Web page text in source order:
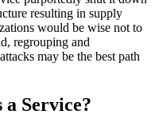
resulting in supply
would be wise not to
regrouping and
may be the best path
a Service?